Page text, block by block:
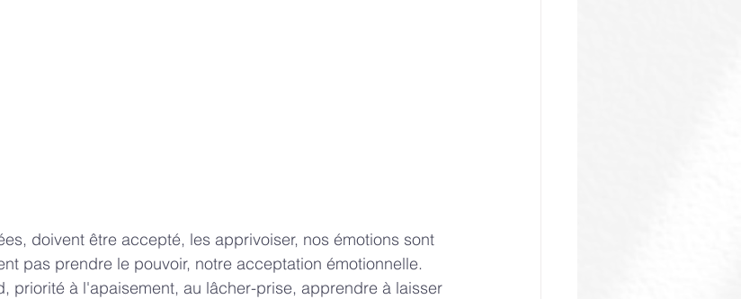
doivent être accepté, les apprivoiser, nos émotions sont
pas prendre le pouvoir, notre acceptation émotionnelle.
priorité à l'apaisement, au lâcher-prise, apprendre à laisser